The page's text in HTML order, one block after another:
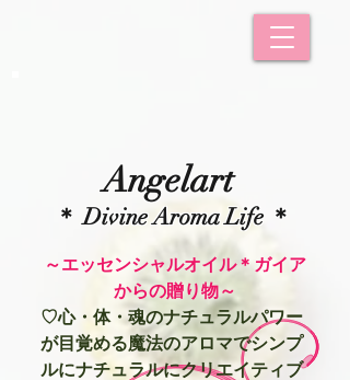
＊ Divine Aroma Life ＊
Angelart
​～エッセンシャルオイル＊ガイア
からの贈り物～
♡心・体・魂のナチュラルパワー
が目覚める魔法のアロマでシンプ
ルにナチュラルにクリエイティブ